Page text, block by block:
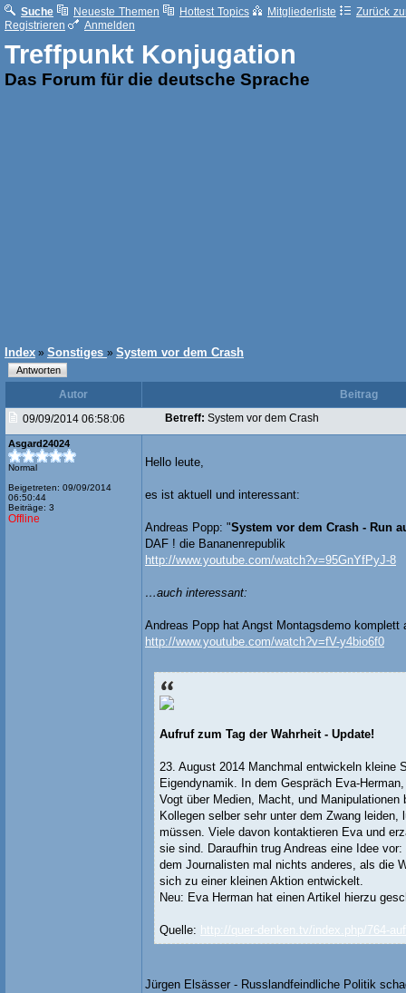
Suche Neueste Themen Hottest Topics Mitgliederliste
Zurück
Registrieren
Anmelden
Treffpunkt Konjugation
Das Forum für die deutsche Sprache
Index » Sonstiges » System vor dem Crash
Autor
Beitrag
09/09/2014 06:58:06
Betreff: System vor dem Crash
Asgard24024
Normal
Beigetreten: 09/09/2014
06:50:44
Beiträge: 3
Offline
Hello leute,
es ist aktuell und interessant:
Andreas Popp: "System vor dem Crash - Run
DAF ! die Bananenrepublik
http://www.youtube.com/watch?v=95GnYfPyJ-8
…auch interessant:
Andreas Popp hat Angst Montagsdemo komplett
http://www.youtube.com/watch?v=fV-y4bio6f0
Aufruf zum Tag der Wahrheit - Update!
23. August 2014 Manchmal entwickeln kleine
Eigendynamik. In dem Gespräch Eva-
Vogt über Medien, Macht, und
Kollegen selber sehr unter dem Zwang
müssen. Viele davon kontaktieren Eva und
sie sind. Daraufhin trug Andreas eine Idee
dem Journalisten mal nichts anderes, als die
sich zu einer kleinen Aktion entwickelt.
Neu: Eva Herman hat einen Artikel hierzu
Quelle: http://quer-denken.tv/index.php/764-
Jürgen Elsässer - Russlandfeindliche Politik